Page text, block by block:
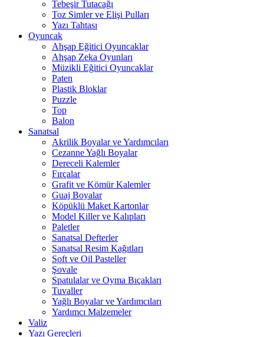
Tebeşir Tutacağı
Toz Simler ve Elişi Pulları
Yazı Tahtası
Oyuncak
Ahşap Eğitici Oyuncaklar
Ahşap Zeka Oyunları
Müzikli Eğitici Oyuncaklar
Paten
Plastik Bloklar
Puzzle
Top
Balon
Sanatsal
Akrilik Boyalar ve Yardımcıları
Cezanne Yağlı Boyalar
Dereceli Kalemler
Fırçalar
Grafit ve Kömür Kalemler
Guaj Boyalar
Köpüklü Maket Kartonlar
Model Killer ve Kalıpları
Paletler
Sanatsal Defterler
Sanatsal Resim Kağıtları
Soft ve Oil Pasteller
Şovale
Spatulalar ve Oyma Bıçakları
Tuvaller
Yağlı Boyalar ve Yardımcıları
Yardımcı Malzemeler
Valiz
Yazı Gereçleri